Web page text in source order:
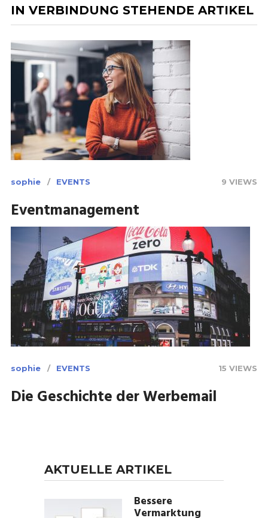
IN VERBINDUNG STEHENDE ARTIKEL
sophie EVENTS 9 VIEWS
Eventmanagement
sophie EVENTS 15 VIEWS
Die Geschichte der Werbemail
AKTUELLE ARTIKEL
Bessere
Vermarktung